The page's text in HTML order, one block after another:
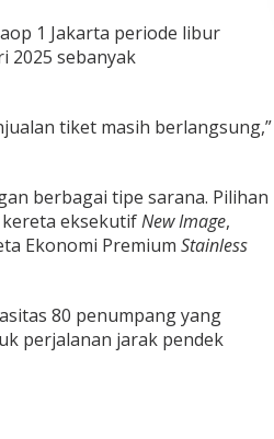
1 Jakarta periode libur
2025 sebanyak
tiket masih berlangsung,”
berbagai tipe sarana. Pilihan
eksekutifNew Image,
Ekonomi Premium Stainless
80 penumpang yang
perjalanan jarak pendek